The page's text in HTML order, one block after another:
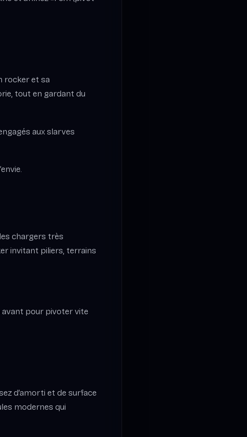
rocker et sa
tout en gardant du
aux slarves
chargers très
invitant piliers, terrains
avant pour pivoter vite
d’amorti et de surface
modernes qui